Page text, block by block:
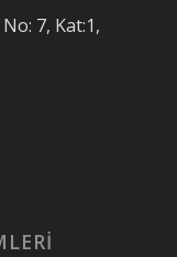
7, Kat:1,